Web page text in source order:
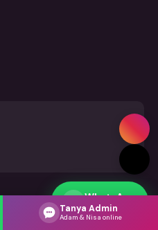
WhatsApp
Respons cepat
Tanya Admin
Adam & Nisa online